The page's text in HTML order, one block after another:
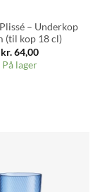
– Underkop
(til kop 18 cl)
kr.64,00
På lager